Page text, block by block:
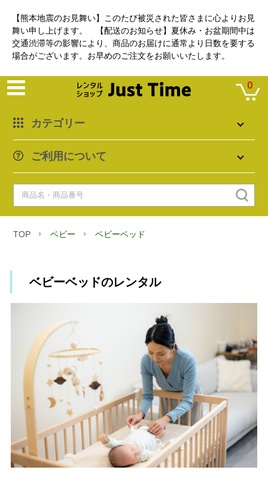
【熊本地震のお見舞い】このたび被災された皆さまに心よりお見
舞い申し上げます。 【配送のお知らせ】夏休み・お盆期間中は
交通渋滞等の影響により、商品のお届けに通常より日数を要する
場合がございます。お早めのご注文をお願いいたします。
カテゴリー
ご利用について
0
TOP ベビー ベビーベッド
ベビーベッドのレンタル